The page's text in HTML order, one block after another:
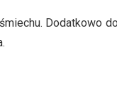
Dodatkowo